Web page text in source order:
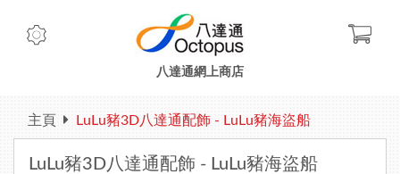
八達通網上商店
主頁 LuLu豬3D八達通配飾 - LuLu豬海盜船
LuLu豬3D八達通配飾 - LuLu豬海盜船